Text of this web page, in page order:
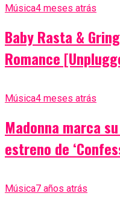
Música4 meses atrás
Baby Rasta &
Romance
Música4 meses atrás
Madonna marca
estreno de
Música7 años atrás